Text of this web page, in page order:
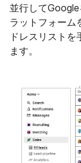
並行して
ラットフォーム
ドレスリスト
ます。